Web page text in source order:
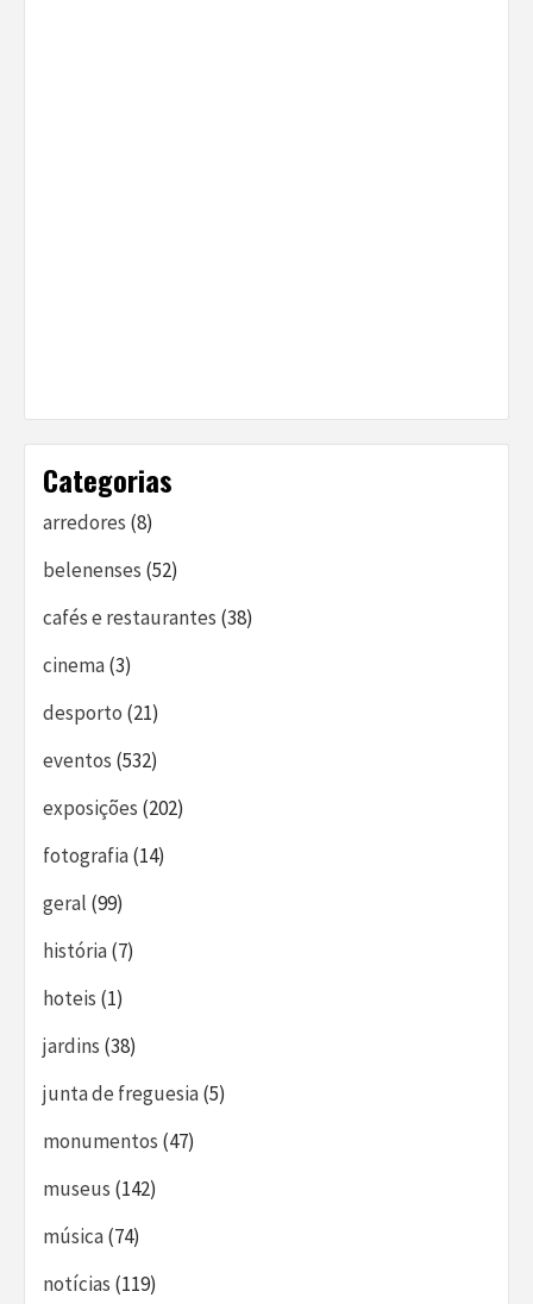
Categorias
arredores (8)
belenenses (52)
cafés e restaurantes (38)
cinema(3)
desporto (21)
eventos (532)
exposições (202)
fotografia(14)
geral (99)
história(7)
hoteis (1)
jardins (38)
junta de freguesia(5)
monumentos (47)
museus (142)
música(74)
notícias (119)